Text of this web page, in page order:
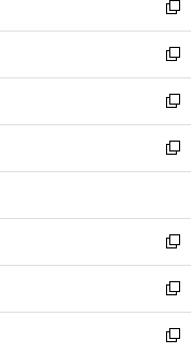
く
で
開
く
ド
ウ
で
開
く
ィ
ン
ド
ウ
で
開
く
い
ウ
ィ
ン
ド
ウ
で
開
新
し
い
ウ
ィ
ン
ド
ウ
開
く
新
し
い
ウ
ィ
ン
ウ
で
開
く
新
し
い
ウ
ン
ド
ウ
で
開
く
新
し
ウ
ィ
ン
ド
ウ
で
新
し
い
ウ
ィ
新
し
い
新